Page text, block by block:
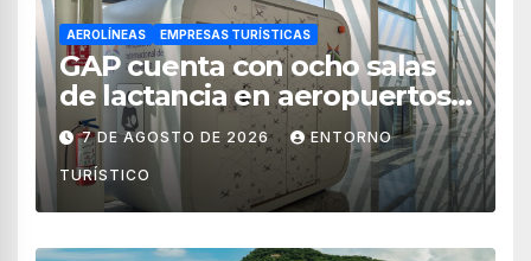
AEROLÍNEAS EMPRESAS TURÍSTICAS
GAP cuenta con ocho salas
de lactancia en aeropuertos
de México
7 DE AGOSTO DE 2026 ENTORNO
TURÍSTICO